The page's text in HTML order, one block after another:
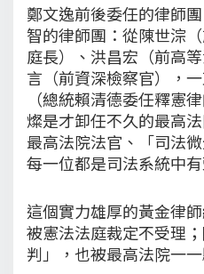
鄭文逸前後委任的律師
智的律師團：從陳世淙
庭長）、洪昌宏（前高
言（前資深檢察官），
（總統賴清德委任釋憲
燦是才卸任不久的最高
最高法院法官、「司法
每一位都是司法系統中
這個實力雄厚的黃金律
被憲法法庭裁定不受理
判」，也被最高法院一一